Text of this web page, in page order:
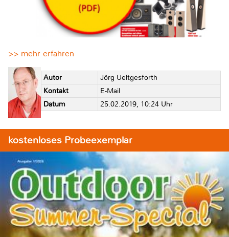
>> mehr erfahren
Autor
Jörg Ueltgesforth
Kontakt
E-Mail
Datum
25.02.2019, 10:24 Uhr
kostenloses Probeexemplar